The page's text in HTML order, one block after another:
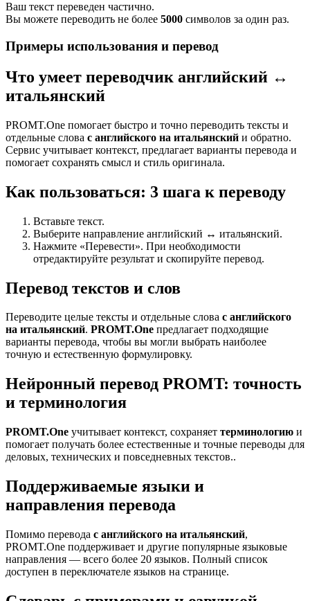
Ваш текст переведен частично.
Вы можете переводить не более 5000 символов за один раз.
Примеры использования и перевод
Что умеет переводчик английский ↔
итальянский
PROMT.One помогает быстро и точно переводить тексты и
отдельные слова с английского на итальянский и обратно.
Сервис учитывает контекст, предлагает варианты перевода и
помогает сохранять смысл и стиль оригинала.
Как пользоваться: 3 шага к переводу
Вставьте текст.
Выберите направление английский ↔ итальянский.
Нажмите «Перевести». При необходимости
отредактируйте результат и скопируйте перевод.
Перевод текстов и слов
Переводите целые тексты и отдельные слова с английского
на итальянский. PROMT.One предлагает подходящие
варианты перевода, чтобы вы могли выбрать наиболее
точную и естественную формулировку.
Нейронный перевод PROMT: точность
и терминология
PROMT.One учитывает контекст, сохраняет терминологию и
помогает получать более естественные и точные переводы для
деловых, технических и повседневных текстов..
Поддерживаемые языки и
направления перевода
Помимо перевода с английского на итальянский,
PROMT.One поддерживает и другие популярные языковые
направления — всего более 20 языков. Полный список
доступен в переключателе языков на странице.